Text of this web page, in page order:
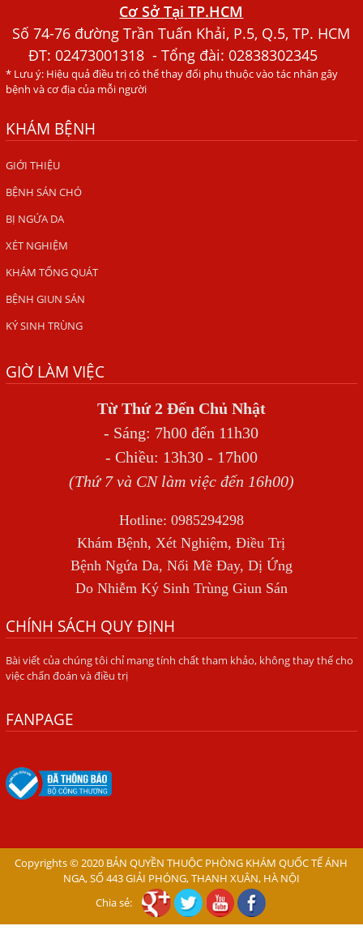
Người Đàn Ông Phát Ban Mẩn Đỏ Khắp Người, Sau Ba
Tháng Mới Tìm Ra Nguyên Nhân
Đau Mắt Đỏ, Nguyên Nhân Và Cách Điều Trị
HÀ NỘI – PHÁT BAN MẨN ĐỎ KHẮP NGƯỜI, ĐI KHÁM
Ăn hải sản sống, coi chừng nhiễm giun sán
TỔNG QUAN VỀ KÉM HẤP THU THỨC ĂN
HÀ NỘI – NHIỄM BA LOẠI KÝ SINH TRÙNG DO THÓI QUEN
ĂN MỘT MÓN ĂN SÁNG
ẤU TRÙNG SÁN CHÓ DI CHUYỂN QUA DA GÂY NGỨA
VIÊM DA ĐỒNG TIỀN
Tại sao khám bệnh viện da liễu nhiều năm không hết
SÁN TRONG NÃO GÂY RA CÁC TRIỆU CHỨNG NHƯ TÂM
Địa Chỉ Điều Trị Bệnh Sán Dây Uy Tín Tại Hà Nội
TỔNG QUAN VỀ NHIỄM GIUN LƯƠN
Đầu Hàng Vì Trị Nhiều Lần Không Khỏi
NHIỄM TRÙNG NÃO DO AMIP, VIÊM MÀNG NÃO DO AMIP
NGUYÊN PHÁT
Trị Bệnh Hôi Miệng Do Nhiễm Ký Sinh Trùng Giun Sán
Có Nên Quá Lo Lắng Khi Bị Ngứa Kéo Dài Do Nhiễm Giun
Đũa Chó Mèo?
Viêm Da Dị Ứng Kéo Dài Tôi Chỉ Mong Tìm Được Nguyên
Mẩn Ngứa Da Do Giun Sán Cách Phát Hiện Nhiễm Sán
Trong Máu Gây Ngứa
Thuốc Điều Trị Giun Đũa Chó Tại Phòng Khám Chuyên
Khoa Ký Sinh Trùng
Có Nên Quá Lo Lắng Khi Bị Nhiễm Bệnh Sán Chó Mèo
Toxocara?
Cơ Sở Tại TP.HCM
Số 74-76 đường Trần Tuấn Khải, P.5, Q.5, TP. HCM
ĐT:02473001318 - Tổng đài: 02838302345
* Lưu ý: Hiệu quả điều trị có thể thay đổi phụ thuộc vào tác nhân gây
bệnh và cơ địa của mỗi người
KHÁM BỆNH
GIỚI THIỆU
BỆNH SÁN CHÓ
BỊ NGỨA DA
XÉT NGHIỆM
KHÁM TỔNG QUÁT
BỆNH GIUN SÁN
KÝ SINH TRÙNG
GIỜ LÀM VIỆC
Từ Thứ 2 Đến Chủ Nhật
- Sáng: 7h00 đến 11h30
- Chiều: 13h30 - 17h00
(Thứ 7 và CN làm việc đến 16h00)
Hotline: 0985294298
Khám Bệnh, Xét Nghiệm, Điều Trị
Bệnh Ngứa Da, Nổi Mề Đay, Dị Ứng
Do Nhiễm Ký Sinh Trùng Giun Sán
CHÍNH SÁCH QUY ĐỊNH
Bài viết của chúng tôi chỉ mang tính chất tham khảo, không thay thế cho
việc chẩn đoán và điều trị
FANPAGE
Copyrights © 2020 BẢN QUYỀN THUỘC PHÒNG KHÁM QUỐC TẾ ÁNH
NGA, SỐ 443 GIẢI PHÓNG, THANH XUÂN, HÀ NỘI
Chia sẻ: